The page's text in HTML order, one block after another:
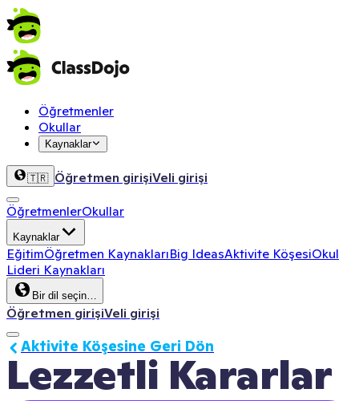
Öğretmenler
Okullar
Kaynaklar
🇹🇷 Öğretmen girişiVeli girişi
ÖğretmenlerOkullar
Kaynaklar
EğitimÖğretmen KaynaklarıBig IdeasAktivite KöşesiOkul
Lideri Kaynakları
Bir dil seçin…
Öğretmen girişiVeli girişi
Lezzetli Kararlar
Aktivite Köşesine Geri Dön